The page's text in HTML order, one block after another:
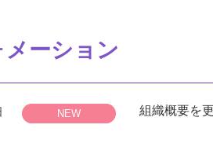
ーション
NEW 組織概要を